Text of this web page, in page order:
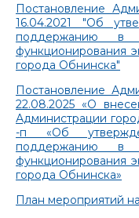
Постановление
16.04.2021 "Об
поддержанию в
функционирования
города Обнинска"
Постановление
22.08.2025 «О
Администрации
-п «Об
поддержанию в
функционирования
города Обнинска»
План мероприятий